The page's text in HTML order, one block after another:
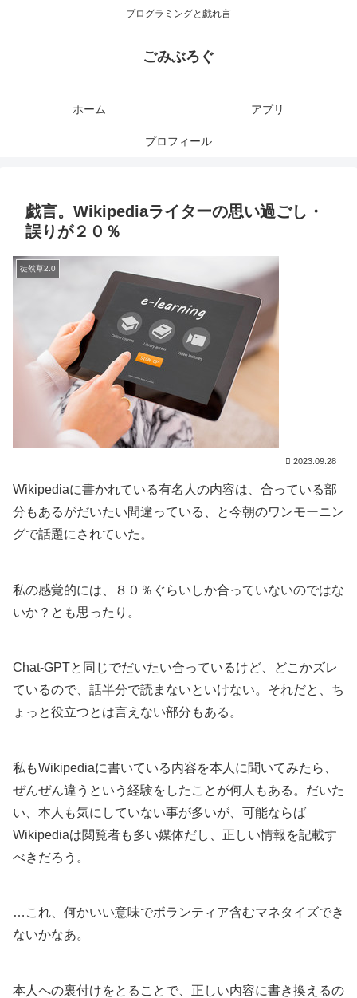
プログラミングと戯れ言
ごみぶろぐ
ホーム アプリ
プロフィール
戯言。Wikipediaライターの思い過ごし・
誤りが２０％
徒然草2.0
2023.09.28
Wikipediaに書かれている有名人の内容は、合っている部
分もあるがだいたい間違っている、と今朝のワンモーニン
グで話題にされていた。
私の感覚的には、８０％ぐらいしか合っていないのではな
いか？とも思ったり。
Chat-GPTと同じでだいたい合っているけど、どこかズレ
ているので、話半分で読まないといけない。それだと、ち
ょっと役立つとは言えない部分もある。
私もWikipediaに書いている内容を本人に聞いてみたら、
ぜんぜん違うという経験をしたことが何人もある。だいた
い、本人も気にしていない事が多いが、可能ならば
Wikipediaは閲覧者も多い媒体だし、正しい情報を記載す
べきだろう。
…これ、何かいい意味でボランティア含むマネタイズでき
ないかなあ。
本人への裏付けをとることで、正しい内容に書き換えるの